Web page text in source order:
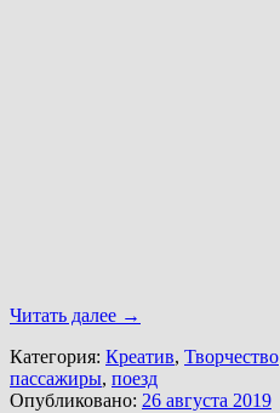
Читать далее →
Категория: Креатив, Творчество
пассажиры, поезд
Опубликовано: 26 августа 2019